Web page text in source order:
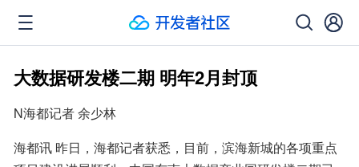
大数据研发楼二期 明年2月封顶
N海都记者 余少林
海都讯 昨日，海都记者获悉，目前，滨海新城的各项重点